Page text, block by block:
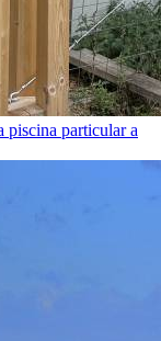
piscina particular a